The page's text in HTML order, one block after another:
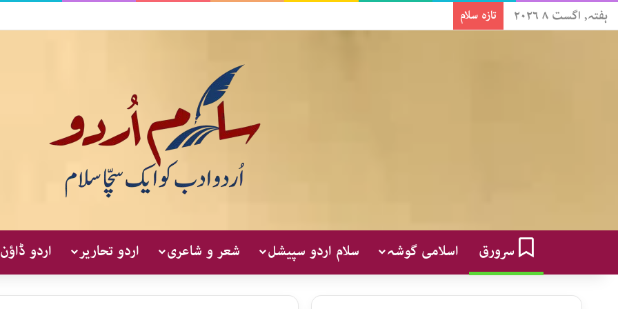
ہفتہ, اگست ۸ ۲۰۲۶ تازہ سلام
سرورق اسلامی گوشہ سلام اردو سپیشل شعر و شاعری اردو تحاریر اردو